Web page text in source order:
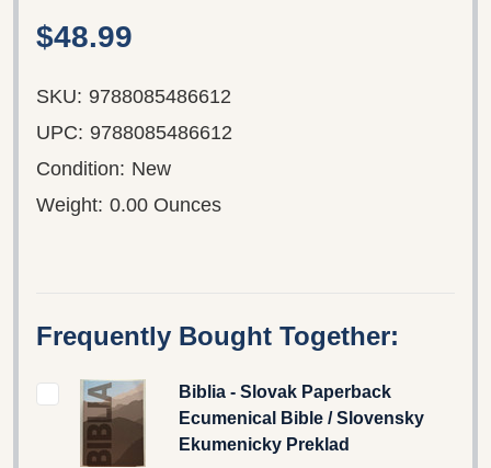
$48.99
SKU: 9788085486612
UPC: 9788085486612
Condition: New
Weight: 0.00 Ounces
Frequently Bought Together:
Biblia - Slovak Paperback
Ecumenical Bible / Slovensky
Ekumenicky Preklad